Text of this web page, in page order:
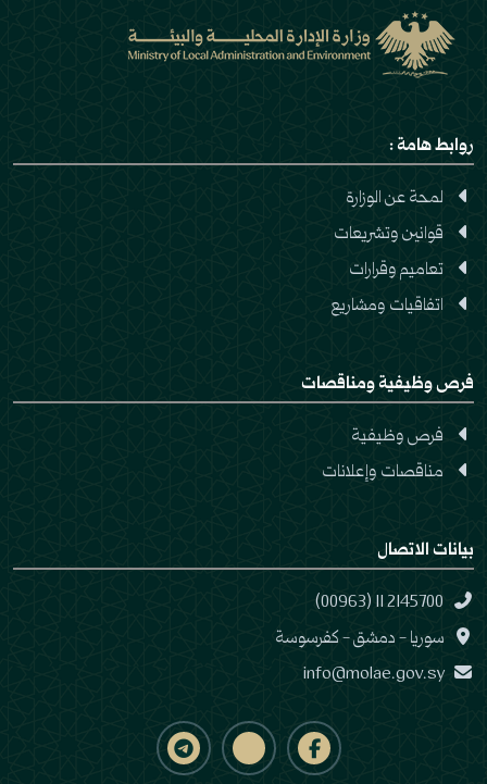
روابط هامة :
لمحة عن الوزارة
قوانين وتشريعات
تعاميم وقرارات
اتفاقيات ومشاريع
فرص وظيفية ومناقصات
فرص وظيفية
مناقصات وإعلانات
بيانات الاتصال
(00963) 11 2145700
سوريا - دمشق - كفرسوسة